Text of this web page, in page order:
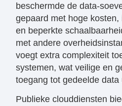
beschermde de data-
gepaard met hoge
en beperkte
met andere
voegt extra complexiteit
systemen, wat veilige en
toegang tot gedeelde
Publieke clouddiensten